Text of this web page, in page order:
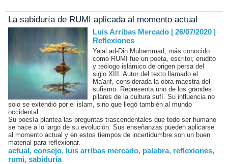
La sabiduría de RUMI aplicada al momento actual
Luis Arribas Mercado | 26/07/2020 |
Reflexiones
Yalal ad-Din Muhammad, más conocido
como RUMI fue un poeta, escritor, erudito
y teólogo islámico de origen persa del
siglo XIII. Autor del texto llamado el
Ma'arif, considerada la obra maestra del
sufismo. Representa uno de los grandes
pilares de la cultura sufí. Su influencia no
solo se extendió por el islam, sino que llegó también al mundo
occidental.
Su poesía plantea las preguntas trascendentales que todo ser humano
se hace a lo largo de su evolución. Sus enseñanzas pueden aplicarse
al momento actual y en estos tiempos de incertidumbre son un buen
material para reflexionar.
actual, consejo, luis arribas mercado, palabra, reflexiones,
rumi, sabiduría